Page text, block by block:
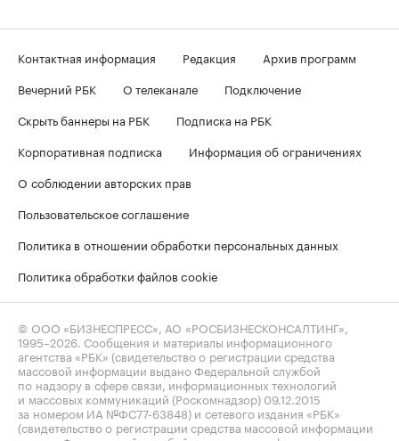
Контактная информация Редакция
Архив программ
Вечерний РБК
О телеканале
Подключение
Скрыть баннеры на РБК
Подписка на РБК
Корпоративная подписка
Информация об ограничениях
О соблюдении авторских прав
Пользовательское соглашение
Политика в отношении обработки персональных данных
Политика обработки файлов cookie
© ООО «БИЗНЕСПРЕСС», АО «РОСБИЗНЕСКОНСАЛТИНГ»,
1995–2026 . Сообщения и материалы информационного
агентства «РБК» (свидетельство о регистрации средства
массовой информации выдано Федеральной службой
по надзору в сфере связи, информационных технологий
и массовых коммуникаций (Роскомнадзор) 09.12.2015
за номером ИА №ФС77-63848) и сетевого издания «РБК»
(свидетельство о регистрации средства массовой информации